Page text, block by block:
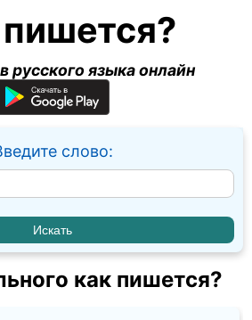
русского языка онлайн
слово:
как пишется?